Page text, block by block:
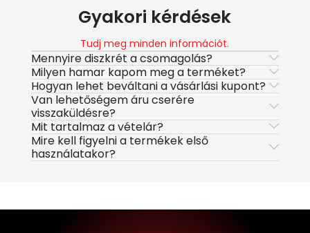
Gyakori kérdések
Tudj meg minden információt.
Mennyire diszkrét a csomagolás?
Milyen hamar kapom meg a terméket?
Hogyan lehet beváltani a vásárlási kupont?
Van lehetőségem áru cserére
visszaküldésre?
Mit tartalmaz a vételár?
Mire kell figyelni a termékek első
használatakor?